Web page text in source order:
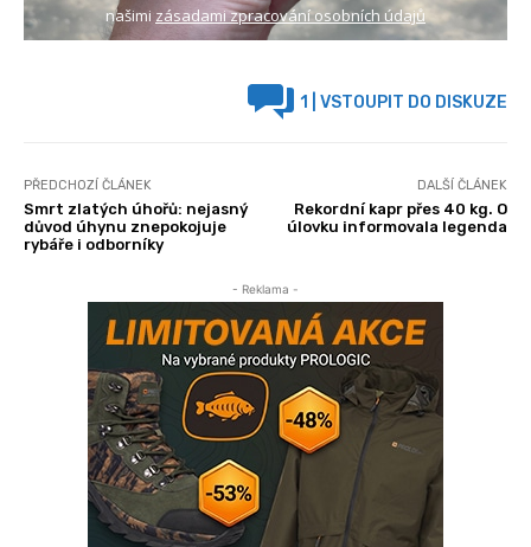
našimi zásadami zpracování osobních údajů
1 | VSTOUPIT DO DISKUZE
PŘEDCHOZÍ ČLÁNEK
Smrt zlatých úhořů: nejasný
důvod úhynu znepokojuje
rybáře i odborníky
DALŠÍ ČLÁNEK
Rekordní kapr přes 40 kg. O
úlovku informovala legenda
- Reklama -